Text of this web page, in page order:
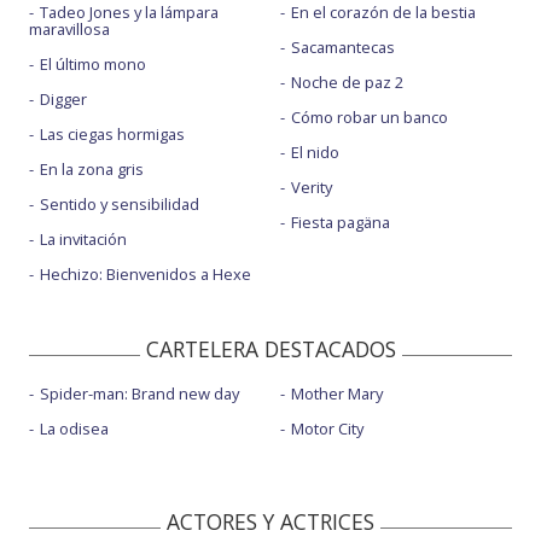
Tadeo Jones y la lámpara
maravillosa
El último mono
Digger
Las ciegas hormigas
En la zona gris
Sentido y sensibilidad
La invitación
Hechizo: Bienvenidos a Hexe
En el corazón de la bestia
Sacamantecas
Noche de paz 2
Cómo robar un banco
El nido
Verity
Fiesta pagäna
CARTELERA DESTACADOS
Spider-man: Brand new day
La odisea
Mother Mary
Motor City
ACTORES Y ACTRICES